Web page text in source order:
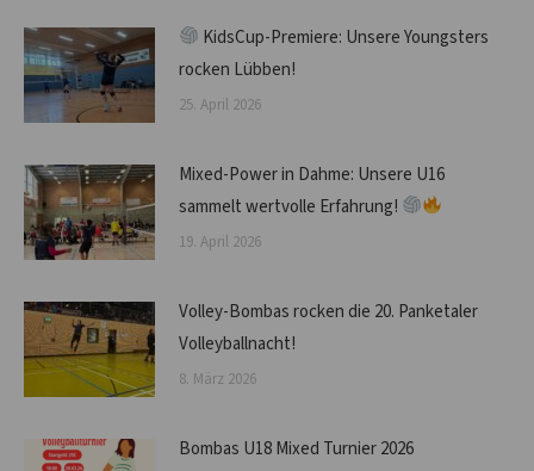
KidsCup-Premiere: Unsere Youngsters
rocken Lübben!
25. April 2026
Mixed-Power in Dahme: Unsere U16
sammelt wertvolle Erfahrung!
19. April 2026
Volley-Bombas rocken die 20. Panketaler
Volleyballnacht!
8. März 2026
Bombas U18 Mixed Turnier 2026